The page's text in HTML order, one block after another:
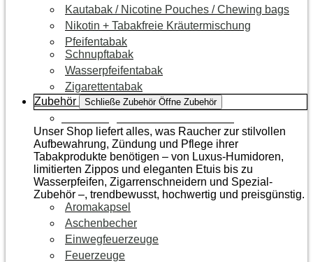
Kautabak / Nicotine Pouches / Chewing bags
Nikotin + Tabakfreie Kräutermischung
Pfeifentabak
Schnupftabak
Wasserpfeifentabak
Zigarettentabak
Zubehör
Schließe Zubehör Öffne Zubehör
Unser Shop liefert alles, was Raucher zur stilvollen
Aufbewahrung, Zündung und Pflege ihrer
Tabakprodukte benötigen – von Luxus-Humidoren,
limitierten Zippos und eleganten Etuis bis zu
Wasserpfeifen, Zigarrenschneidern und Spezial-
Zubehör –, trendbewusst, hochwertig und preisgünstig.
Aromakapsel
Aschenbecher
Einwegfeuerzeuge
Feuerzeuge